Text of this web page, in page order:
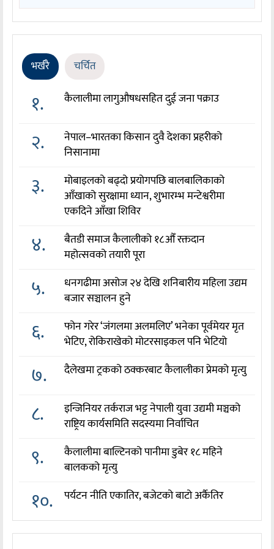
भर्खरै चर्चित
१. कैलालीमा लागुऔषधसहित दुई जना पक्राउ
२.
नेपाल–भारतका किसान दुवै देशका प्रहरीको
निसानामा
३.
मोबाइलको बढ्दो प्रयोगपछि बालबालिकाको
आँखाको सुरक्षामा ध्यान, शुभारम्भ मन्टेश्वरीमा
एकदिने आँखा शिविर
४.
बैतडी समाज कैलालीको १८औँ रक्तदान
महोत्सवको तयारी पूरा
५.
धनगढीमा असोज २४ देखि शनिबारीय महिला उद्यम
बजार सञ्चालन हुने
६.
फोन गरेर ‘जंगलमा अलमलिए’ भनेका पूर्वमेयर मृत
भेटिए, रोकिराखेको मोटरसाइकल पनि भेटियो
७. दैलेखमा ट्रकको ठक्करबाट कैलालीका प्रेमको मृत्यु
८.
इन्जिनियर तर्कराज भट्ट नेपाली युवा उद्यमी मञ्चको
राष्ट्रिय कार्यसमिति सदस्यमा निर्वाचित
९.
कैलालीमा बाल्टिनको पानीमा डुबेर १८ महिने
बालकको मृत्यु
१०. पर्यटन नीति एकातिर, बजेटको बाटो अर्कैतिर